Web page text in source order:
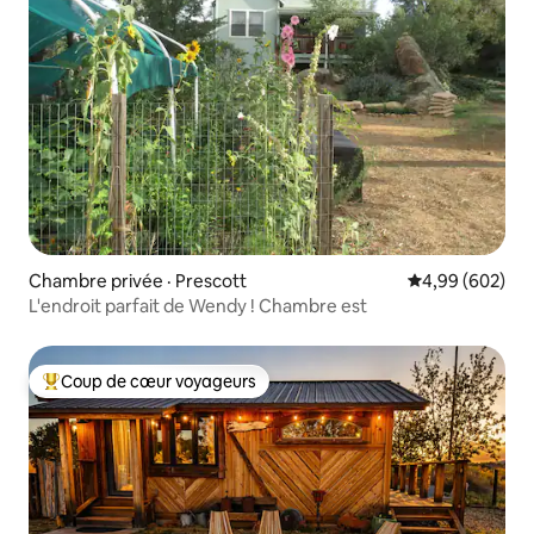
Chambre privée · Prescott Note
4,99 (602)
L'endroit parfait de Wendy ! Chambre est
Coup de cœur voyageurs parmi les plus aimés
Coup de cœur voyageurs